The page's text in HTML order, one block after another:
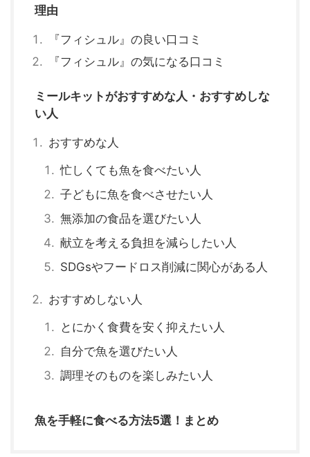
理由
『フィシュル』の良い口コミ
『フィシュル』の気になる口コミ
ミールキットがおすすめな人・おすすめしな
い人
おすすめな人
忙しくても魚を食べたい人
子どもに魚を食べさせたい人
無添加の食品を選びたい人
献立を考える負担を減らしたい人
SDGsやフードロス削減に関心がある人
おすすめしない人
とにかく食費を安く抑えたい人
自分で魚を選びたい人
調理そのものを楽しみたい人
魚を手軽に食べる方法5選！まとめ